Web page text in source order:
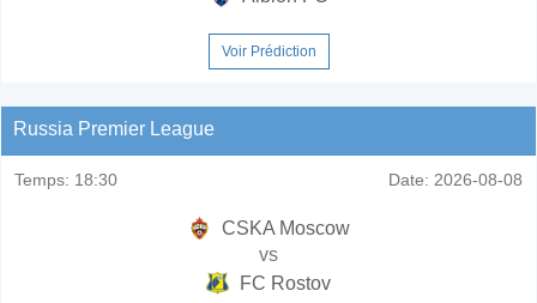
Voir Prédiction
Russia Premier League
Temps: 18:30 Date: 2026-08-08
CSKA Moscow
vs
FC Rostov